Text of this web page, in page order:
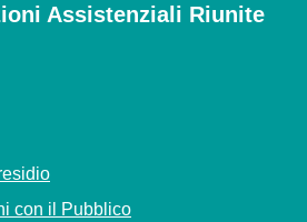
Assistenziali Riunite
con il Pubblico